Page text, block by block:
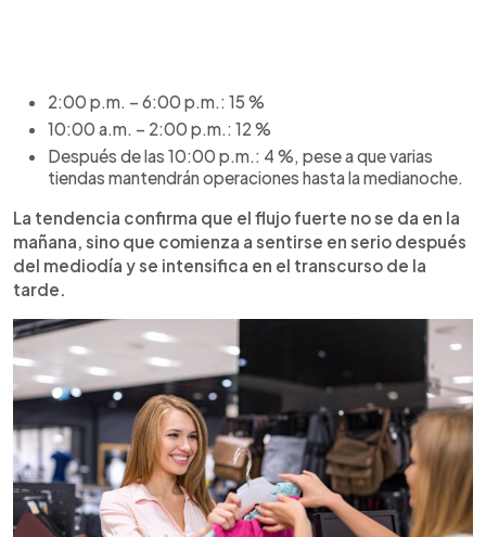
2:00 p.m. – 6:00 p.m.: 15 %
10:00 a.m. – 2:00 p.m.: 12 %
Después de las 10:00 p.m.: 4 %, pese a que varias
tiendas mantendrán operaciones hasta la medianoche.
La tendencia confirma que el flujo fuerte no se da en la
mañana, sino que comienza a sentirse en serio después
del mediodía y se intensifica en el transcurso de la
tarde.